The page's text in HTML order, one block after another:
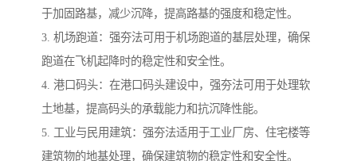
于加固路基，减少沉降，提高路基的强度和稳定性。
3. 机场跑道：强夯法可用于机场跑道的基层处理，确保
跑道在飞机起降时的稳定性和安全性。
4. 港口码头：在港口码头建设中，强夯法可用于处理软
土地基，提高码头的承载能力和抗沉降性能。
5. 工业与民用建筑：强夯法适用于工业厂房、住宅楼等
建筑物的地基处理，确保建筑物的稳定性和安全性。